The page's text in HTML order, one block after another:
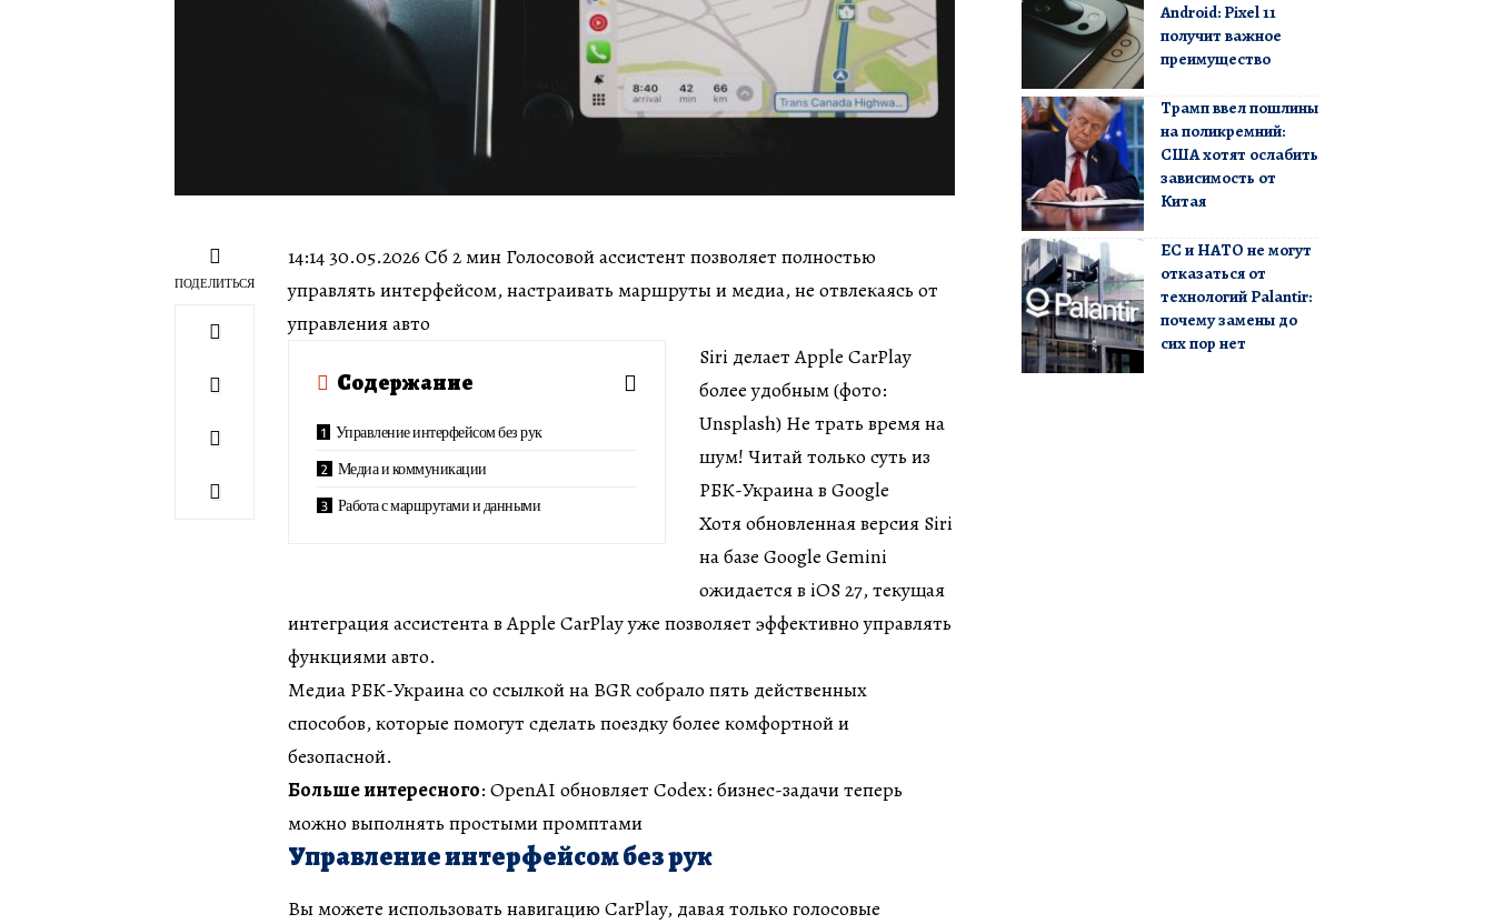
ПОДЕЛИТЬСЯ
14:14 30.05.2026 Сб 2 мин Голосовой ассистент позволяет полностью
управлять интерфейсом, настраивать маршруты и медиа, не отвлекаясь от
управления авто
Содержание
Управление интерфейсом без рук
Медиа и коммуникации
Работа с маршрутами и данными
Siri делает Apple CarPlay
более удобным (фото:
Unsplash) Не трать время на
шум! Читай только суть из
РБК-Украина в Google
Хотя обновленная версия Siri
на базе Google Gemini
ожидается в iOS 27, текущая
интеграция ассистента в Apple CarPlay уже позволяет эффективно управлять
функциями авто.
Медиа РБК-Украина со ссылкой на BGR собрало пять действенных
способов, которые помогут сделать поездку более комфортной и
безопасной.
Больше интересного: OpenAI обновляет Codex: бизнес-задачи теперь
можно выполнять простыми промптами
Управление интерфейсом без рук
Вы можете использовать навигацию CarPlay, давая только голосовые
Android: Pixel 11
получит важное
преимущество
Трамп ввел пошлины
на поликремний:
США хотят ослабить
зависимость от
Китая
ЕС и НАТО не могут
отказаться от
технологий Palantir:
почему замены до
сих пор нет